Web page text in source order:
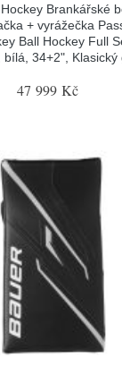
Brankářské
+ vyrážečka
Ball Hockey Full
bílá, 34+2", Klasický
47 999 Kč